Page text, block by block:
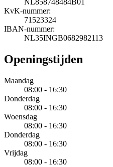
NL858748484B01
KvK-nummer:
71523324
IBAN-nummer:
NL35INGB0682982113
Openingstijden
Maandag
08:00 - 16:30
Donderdag
08:00 - 16:30
Woensdag
08:00 - 16:30
Donderdag
08:00 - 16:30
Vrijdag
08:00 - 16:30